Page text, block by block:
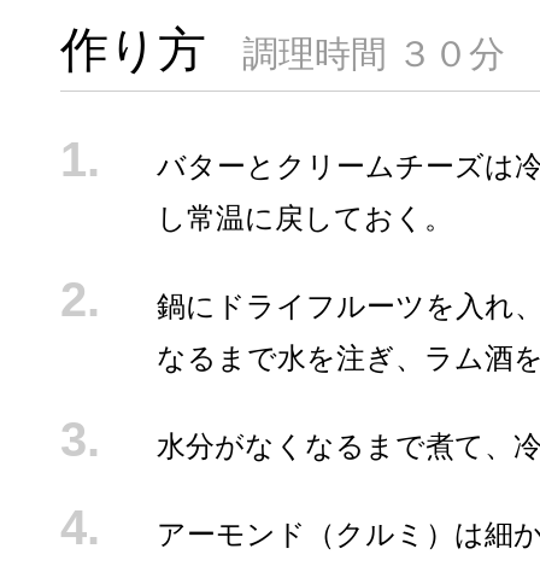
作り方 調理時間 ３０分
バターとクリームチーズは
し常温に戻しておく。
鍋にドライフルーツを入れ
なるまで水を注ぎ、ラム酒
水分がなくなるまで煮て、
アーモンド（クルミ）は細